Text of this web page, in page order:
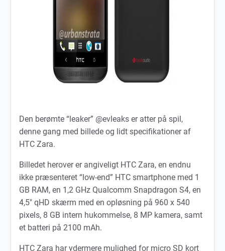
Den berømte “leaker” @evleaks er atter på spil,
denne gang med billede og lidt specifikationer af
HTC Zara.
Billedet herover er angiveligt HTC Zara, en endnu
ikke præsenteret “low-end” HTC smartphone med 1
GB RAM, en 1,2 GHz Qualcomm Snapdragon S4, en
4,5″ qHD skærm med en opløsning på 960 x 540
pixels, 8 GB intern hukommelse, 8 MP kamera, samt
et batteri på 2100 mAh.
HTC Zara har ydermere mulighed for micro SD kort